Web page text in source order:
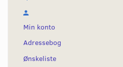
Min konto
Adressebog
Ønskeliste